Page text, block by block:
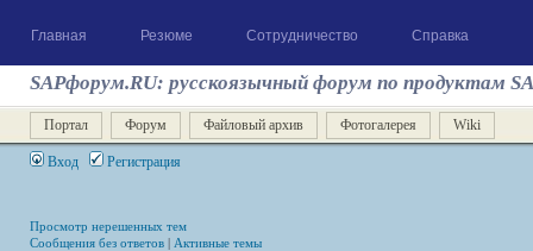
Главная Резюме Сотрудничество Справка
SAPфорум.RU: русскоязычный форум по продуктам
Портал Форум Файловый архив Фотогалерея Wiki
Вход Регистрация
Просмотр нерешенных тем
Сообщения без ответов | Активные темы